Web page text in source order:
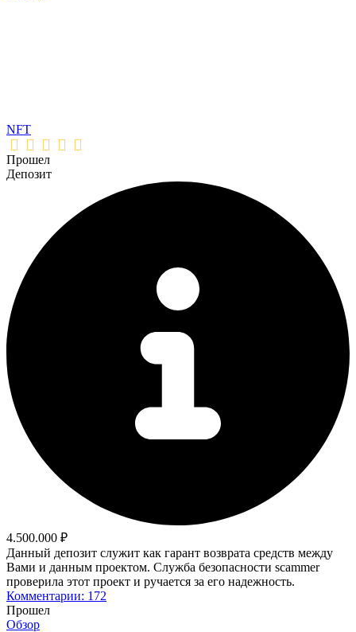
NFT
Прошел
Депозит
4.500.000 ₽
Данный депозит служит как гарант возврата средств между
Вами и данным проектом. Служба безопасности scammer
проверила этот проект и ручается за его надежность.
Комментарии: 172
Прошел
Обзор